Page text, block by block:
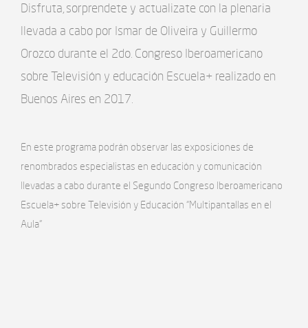
Disfruta, sorprendete y actualizate con la plenaria
llevada a cabo por Ismar de Oliveira y Guillermo
Orozco durante el 2do. Congreso Iberoamericano
sobre Televisión y educación Escuela+ realizado en
Buenos Aires en 2017.
En este programa podrán observar las exposiciones de
renombrados especialistas en educación y comunicación
llevadas a cabo durante el Segundo Congreso Iberoamericano
Escuela+ sobre Televisión y Educación “Multipantallas en el
Aula”